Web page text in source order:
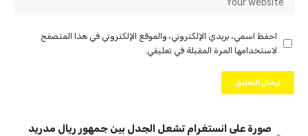
احفظ اسمي، بريدي الإلكتروني، والموقع الإلكتروني في هذا المتصفح
لاستخدامها المرة المقبلة في تعليقي.
صورة على انستغرام تشعل الجدل بين جمهور ريال مدريد